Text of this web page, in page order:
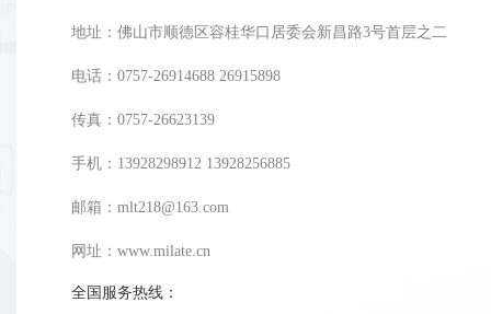
地址：佛山市顺德区容桂华口居委会新昌路3号首层之二
电话：0757-26914688 26915898
传真：0757-26623139
手机：13928298912 13928256885
邮箱：mlt218@163.com
网址： www.milate.cn
全国服务热线：